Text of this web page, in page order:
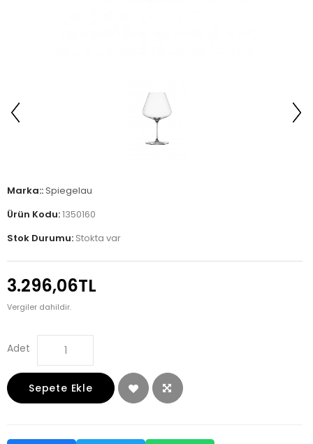
Marka::Spiegelau
Ürün Kodu:1350160
Stok Durumu: Stokta var
3.296,06TL
Vergiler dahildir.
Adet
Sepete Ekle